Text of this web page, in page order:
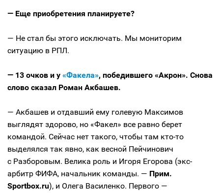
— Еще приобретения планируете?
— Не стал бы этого исключать. Мы мониторим
ситуацию в РПЛ.
— 13 очков и у «Факела», победившего «Акрон». Снова
слово сказал Роман Акбашев.
— Акбашев и отдавший ему голевую Максимов
выглядят здорово, но «Факел» все равно берет
командой. Сейчас нет такого, чтобы там кто-то
выделялся так явно, как весной Пейчинович
с Разборовым. Велика роль и Игоря Егорова (экс-
арбитр ФИФА, начальник команды. — Прим.
Sportbox.ru), и Олега Василенко. Первого —